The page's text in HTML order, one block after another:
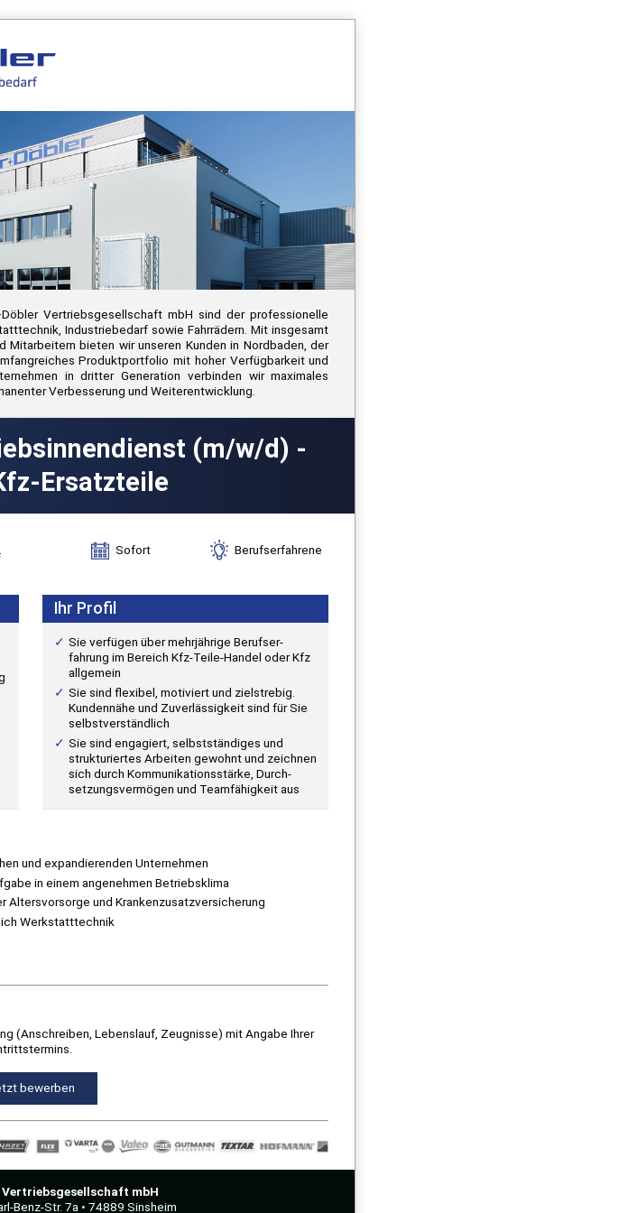
Vertriebsgesellschaft mbH sind der professionelle
Industriebedarf sowie Fahrrädern. Mit insgesamt
bieten wir unseren Kunden in Nordbaden, der
Produktportfolio mit hoher Verfügbarkeit und
in dritter Generation verbinden wir maximales
Verbesserung und Weiterentwicklung.
(m/w/d) -
Ersatzteile
Sofort Berufserfahrene
Ihr Profil
Sie verfügen über mehrjährige Berufser­
fahrung im Bereich Kfz-Teile-Handel oder Kfz
allgemein
Sie sind flexibel, motiviert und zielstrebig.
Kundennähe und Zuverlässigkeit sind für Sie
selbstverständlich
Sie sind engagiert, selbstständiges und
strukturiertes Arbeiten gewohnt und zeichnen
sich durch Kommunikationsstärke, Durch­
setzungsvermögen und Teamfähigkeit aus
und expandierenden Unternehmen
in einem angenehmen Betriebsklima
und Krankenzusatzversicherung
Werkstatttechnik
(Anschreiben, Lebenslauf, Zeugnisse) mit Angabe Ihrer
bewerben
Vertriebsgesellschaft mbH
Benz-Str. 7a • 74889 Sinsheim